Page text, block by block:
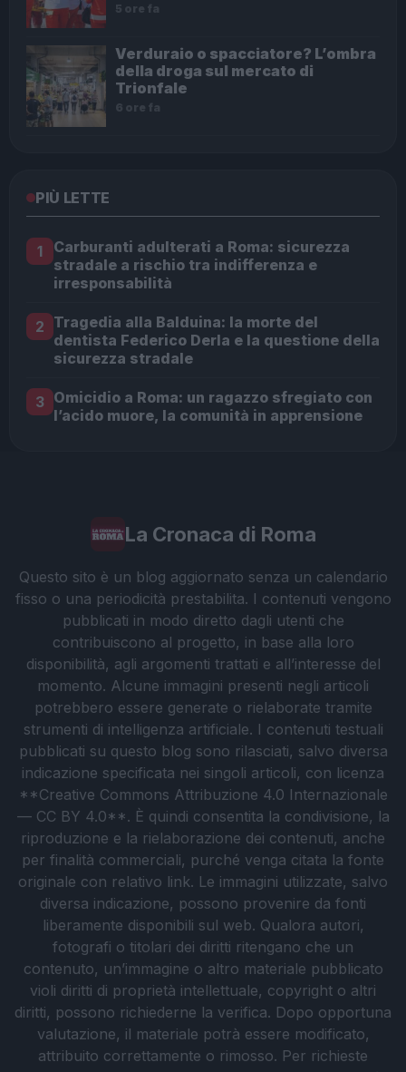
5 ore fa
Verduraio o spacciatore? L’ombra
della droga sul mercato di
Trionfale
6 ore fa
PIÙ LETTE
1
Carburanti adulterati a Roma: sicurezza
stradale a rischio tra indifferenza e
irresponsabilità
2 Tragedia alla Balduina: la morte del
dentista Federico Derla e la questione della
sicurezza stradale
3 Omicidio a Roma: un ragazzo sfregiato con
l’acido muore, la comunità in apprensione
La Cronaca di Roma
Questo sito è un blog aggiornato senza un calendario
fisso o una periodicità prestabilita. I contenuti vengono
pubblicati in modo diretto dagli utenti che
contribuiscono al progetto, in base alla loro
disponibilità, agli argomenti trattati e all’interesse del
momento. Alcune immagini presenti negli articoli
potrebbero essere generate o rielaborate tramite
strumenti di intelligenza artificiale. I contenuti testuali
pubblicati su questo blog sono rilasciati, salvo diversa
indicazione specificata nei singoli articoli, con licenza
**Creative Commons Attribuzione 4.0 Internazionale
— CC BY 4.0**. È quindi consentita la condivisione, la
riproduzione e la rielaborazione dei contenuti, anche
per finalità commerciali, purché venga citata la fonte
originale con relativo link. Le immagini utilizzate, salvo
diversa indicazione, possono provenire da fonti
liberamente disponibili sul web. Qualora autori,
fotografi o titolari dei diritti ritengano che un
contenuto, un’immagine o altro materiale pubblicato
violi diritti di proprietà intellettuale, copyright o altri
diritti, possono richiederne la verifica. Dopo opportuna
valutazione, il materiale potrà essere modificato,
attribuito correttamente o rimosso. Per richieste